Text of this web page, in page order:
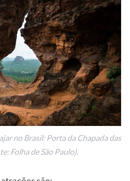
no Brasil: Porta da Chapada das
Folha de São Paulo).